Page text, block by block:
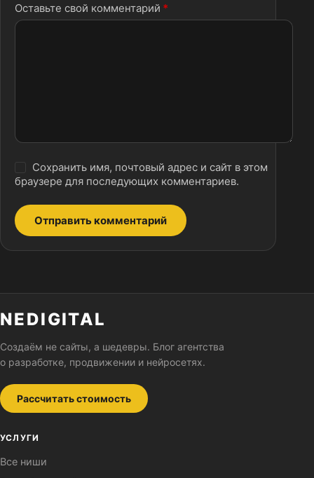
Оставьте свой комментарий *
Сохранить имя, почтовый адрес и сайт в этом
браузере для последующих комментариев.
Отправить комментарий
NEDIGITAL
Создаём не сайты, а шедевры. Блог агентства
о разработке, продвижении и нейросетях.
Рассчитать стоимость
УСЛУГИ
Все ниши